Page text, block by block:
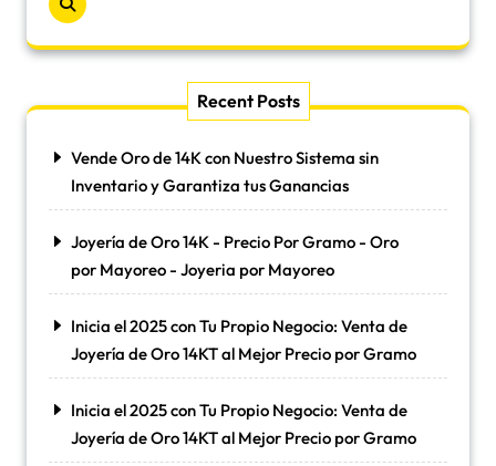
Recent Posts
Vende Oro de 14K con Nuestro Sistema sin
Inventario y Garantiza tus Ganancias
Joyería de Oro 14K - Precio Por Gramo - Oro
por Mayoreo - Joyeria por Mayoreo
Inicia el 2025 con Tu Propio Negocio: Venta de
Joyería de Oro 14KT al Mejor Precio por Gramo
Inicia el 2025 con Tu Propio Negocio: Venta de
Joyería de Oro 14KT al Mejor Precio por Gramo